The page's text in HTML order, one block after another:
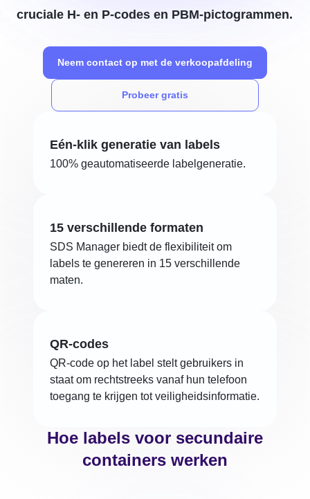
cruciale H- en P-codes en PBM-pictogrammen.
Neem contact op met de verkoopafdeling
Probeer gratis
Eén-klik generatie van labels
100% geautomatiseerde labelgeneratie.
15 verschillende formaten
SDS Manager biedt de flexibiliteit om
labels te genereren in 15 verschillende
maten.
QR-codes
QR-code op het label stelt gebruikers in
staat om rechtstreeks vanaf hun telefoon
toegang te krijgen tot veiligheidsinformatie.
Hoe labels voor secundaire
containers werken